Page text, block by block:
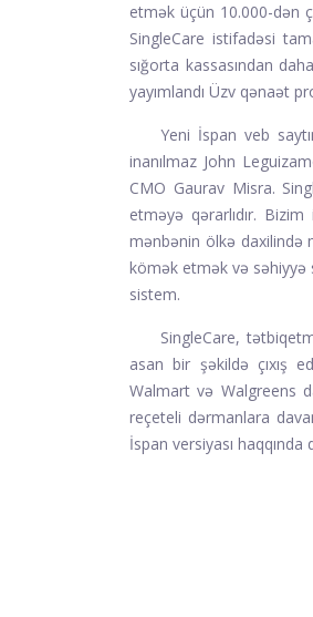
etmək üçün 10.000-dən
SingleCare istifadəsi
sığorta kassasından
yayımlandı Üzv qənaət
Yeni İspan veb
inanılmaz John
CMO Gaurav Misra.
etməyə qərarlıdır.
mənbənin ölkə daxilində
kömək etmək və səhiyyə
sistem.
SingleCare,
asan bir şəkildə çıxış
Walmart və Walgreens
reçeteli dərmanlara
İspan versiyası